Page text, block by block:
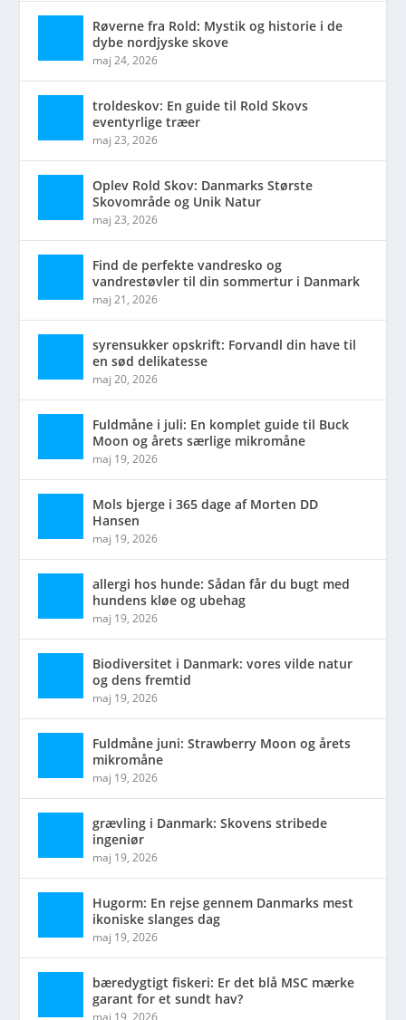
Røverne fra Rold: Mystik og historie i de
dybe nordjyske skove
maj 24, 2026
troldeskov: En guide til Rold Skovs
eventyrlige træer
maj 23, 2026
Oplev Rold Skov: Danmarks Største
Skovområde og Unik Natur
maj 23, 2026
Find de perfekte vandresko og
vandrestøvler til din sommertur i Danmark
maj 21, 2026
syrensukker opskrift: Forvandl din have til
en sød delikatesse
maj 20, 2026
Fuldmåne i juli: En komplet guide til Buck
Moon og årets særlige mikromåne
maj 19, 2026
Mols bjerge i 365 dage af Morten DD
Hansen
maj 19, 2026
allergi hos hunde: Sådan får du bugt med
hundens kløe og ubehag
maj 19, 2026
Biodiversitet i Danmark: vores vilde natur
og dens fremtid
maj 19, 2026
Fuldmåne juni: Strawberry Moon og årets
mikromåne
maj 19, 2026
grævling i Danmark: Skovens stribede
ingeniør
maj 19, 2026
Hugorm: En rejse gennem Danmarks mest
ikoniske slanges dag
maj 19, 2026
bæredygtigt fiskeri: Er det blå MSC mærke
garant for et sundt hav?
maj 19, 2026